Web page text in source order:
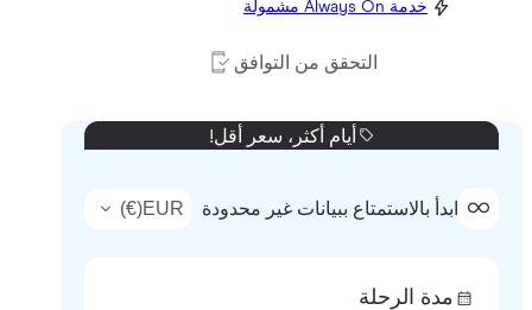
خدمة Always On مشمولة
التحقق من التوافق
أيام أكثر، سعر أقل!
ابدأ بالاستمتاع ببيانات غير محدودة EUR
€
)
مدة الرحلة